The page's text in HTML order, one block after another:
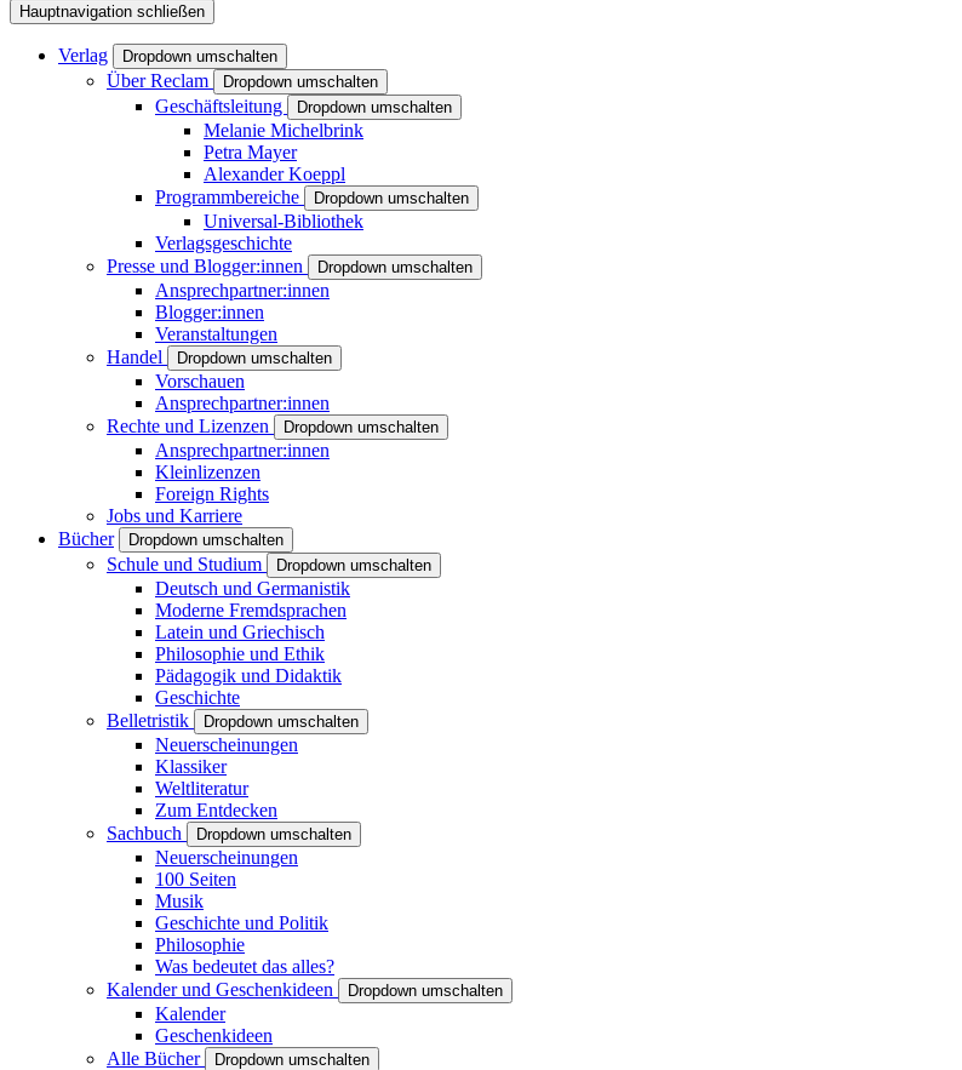
Hauptnavigation schließen
Verlag Dropdown umschalten
Über Reclam Dropdown umschalten
Geschäftsleitung Dropdown umschalten
Melanie Michelbrink
Petra Mayer
Alexander Koeppl
Programmbereiche
Dropdown umschalten
Universal-Bibliothek
Verlagsgeschichte
Presse und Blogger:innen
Dropdown umschalten
Ansprechpartner:innen
Blogger:innen
Veranstaltungen
Handel
Dropdown umschalten
Vorschauen
Ansprechpartner:innen
Rechte und Lizenzen
Dropdown umschalten
Ansprechpartner:innen
Kleinlizenzen
Foreign Rights
Jobs und Karriere
Bücher
Dropdown umschalten
Schule und Studium Dropdown umschalten
Deutsch und Germanistik
Moderne Fremdsprachen
Latein und Griechisch
Philosophie und Ethik
Pädagogik und Didaktik
Geschichte
Belletristik
Dropdown umschalten
Neuerscheinungen
Klassiker
Weltliteratur
Zum Entdecken
Sachbuch
Dropdown umschalten
Neuerscheinungen
100 Seiten
Musik
Geschichte und Politik
Philosophie
Was bedeutet das alles?
Kalender und Geschenkideen
Dropdown umschalten
Kalender
Geschenkideen
Alle Bücher
Dropdown umschalten